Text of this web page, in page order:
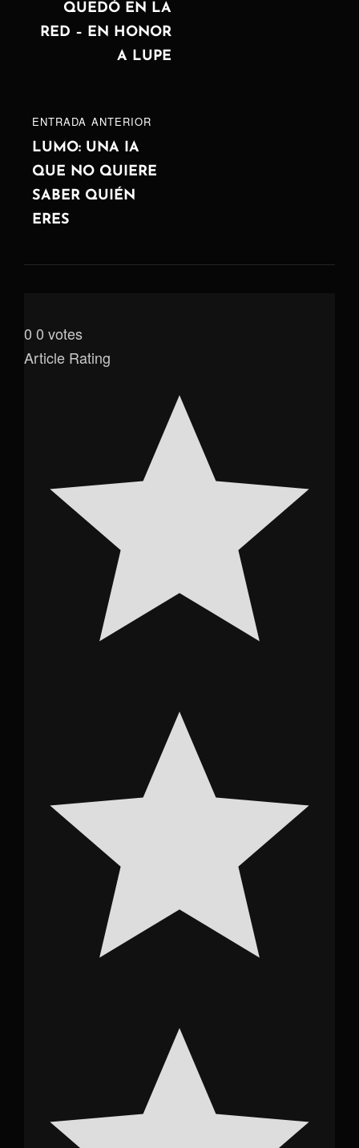
entradas
ENTRADA
ANTERIOR
ENTRADA ANTERIOR
LUMO: UNA IA
QUE NO QUIERE
SABER QUIÉN
ERES
QUEDÓ EN LA
RED – EN HONOR
A LUPE
0 0 votes
Article Rating